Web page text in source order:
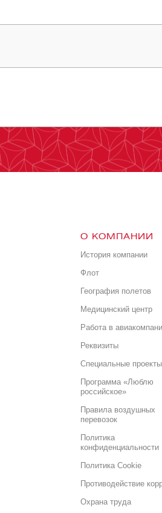
О КОМПАНИИ
История компании
Флот
География полетов
Медицинский центр
Работа в
Реквизиты
Специальные проекты
Программа «Люблю
российское»
Правила воздушных
перевозок
Политика
конфиденциальности
Политика Cookie
Противодействие
Охрана труда